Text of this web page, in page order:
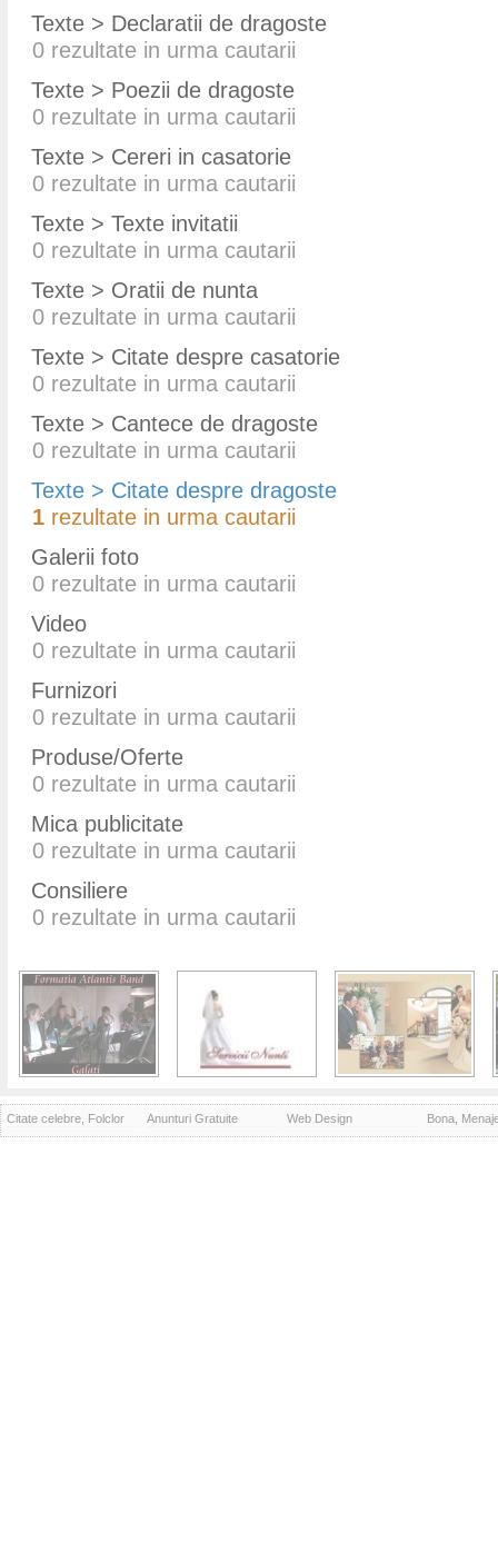
Texte > Declaratii de dragoste
0 rezultate in urma cautarii
Texte > Poezii de dragoste
0 rezultate in urma cautarii
Texte > Cereri in casatorie
0 rezultate in urma cautarii
Texte > Texte invitatii
0 rezultate in urma cautarii
Texte > Oratii de nunta
0 rezultate in urma cautarii
Texte > Citate despre casatorie
0 rezultate in urma cautarii
Texte > Cantece de dragoste
0 rezultate in urma cautarii
Texte > Citate despre dragoste
1 rezultate in urma cautarii
Galerii foto
0 rezultate in urma cautarii
Video
0 rezultate in urma cautarii
Furnizori
0 rezultate in urma cautarii
Produse/Oferte
0 rezultate in urma cautarii
Mica publicitate
0 rezultate in urma cautarii
Consiliere
0 rezultate in urma cautarii
Citate celebre, Folclor Anunturi Gratuite Web Design Bona,